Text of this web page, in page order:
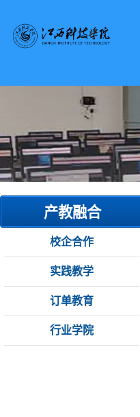
产教融合
校企合作
实践教学
订单教育
行业学院